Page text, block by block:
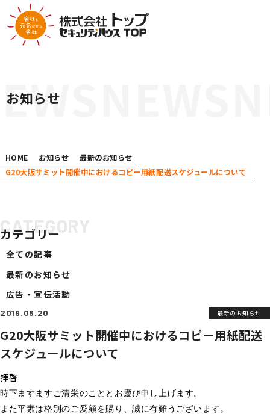
お知らせ
HOME お知らせ
最新のお知らせ
G20大阪サミット開催中におけるコピー用紙配送スケジュールについて
CATEGORY
カテゴリー
全ての記事
最新のお知らせ
広告・宣伝活動
2019.06.20 最新のお知らせ
G20大阪サミット開催中におけるコピー用紙配送
スケジュールについて
拝啓
時下ますますご清栄のこととお慶び申し上げます。
また平素は格別のご愛顧を賜り、誠に有難うございます。
会社案内
業績推移
会社沿革
ODA・トップ財団への支援
サービス案内
ビジネスインフラサポート
Aqpina
ITインフラサポート
ネットワーク
オフィスIT支援